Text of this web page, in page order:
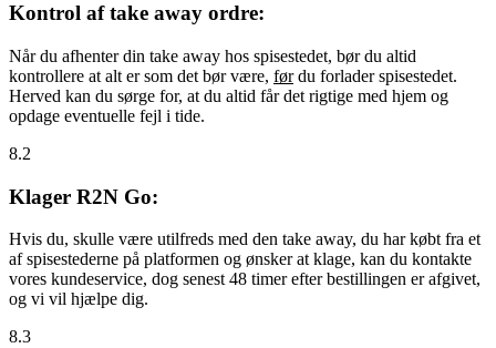
Kontrol af take away ordre:
Når du afhenter din take away hos spisestedet, bør du altid
kontrollere at alt er som det bør være, førdu forlader spisestedet.
Herved kan du sørge for, at du altid får det rigtige med hjem og
opdage eventuelle fejl i tide.
8.2
Klager R2N Go:
Hvis du, skulle være utilfreds med den take away, du har købt fra et
af spisestederne på platformen og ønsker at klage, kan du kontakte
vores kundeservice, dog senest 48 timer efter bestillingen er afgivet,
og vi vil hjælpe dig.
8.3